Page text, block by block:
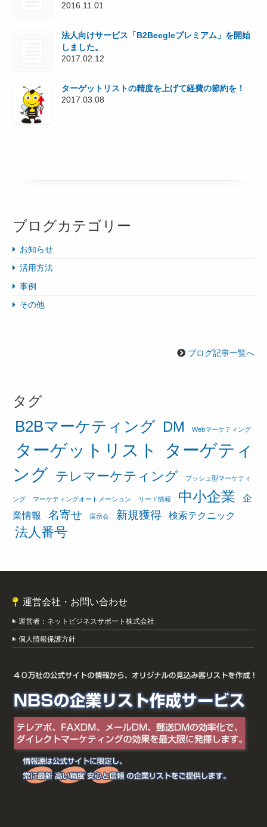
2016.11.01
法人向けサービス「B2Beegleプレミアム」を開始
しました。
2017.02.12
ターゲットリストの精度を上げて経費の節約を！
2017.03.08
ブログカテゴリー
お知らせ
活用方法
事例
その他
ブログ記事一覧へ
タグ
B2Bマーケティング DM Webマーケティング
ターゲットリスト
ターゲティ
ング テレマーケティング プッシュ型マーケティ
ング マーケティングオートメーション リード情報 中小企業
企
業情報
名寄せ 展示会 新規獲得 検索テクニック
法人番号
運営会社・お問い合わせ
運営者：ネットビジネスサポート株式会社
個人情報保護方針